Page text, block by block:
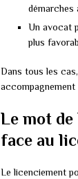
démarches
Un avocat
plus
Dans tous les
Le mot
face au
Le licenciement